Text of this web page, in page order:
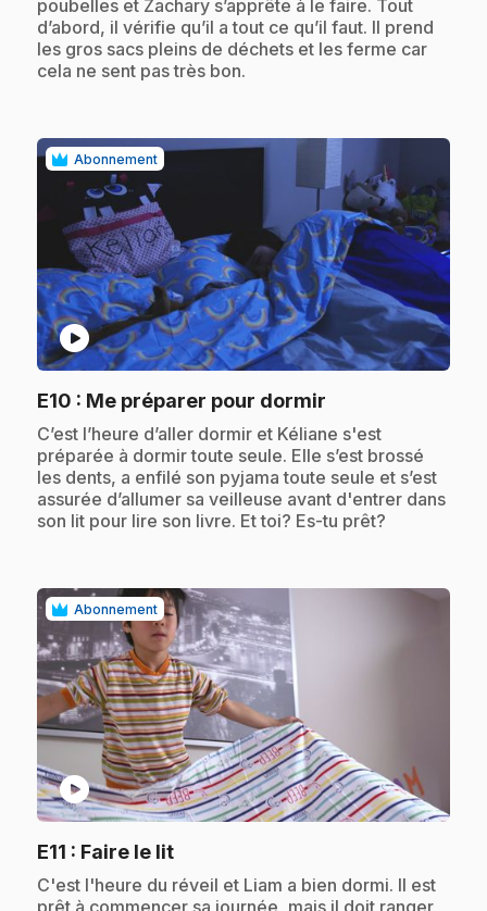
poubelles et Zachary s’apprête à le faire. Tout
d’abord, il vérifie qu’il a tout ce qu’il faut. Il prend
les gros sacs pleins de déchets et les ferme car
cela ne sent pas très bon.
Abonnement
play_circle
E10 : Me préparer pour dormir
.C’est l’heure d’aller dormir et Kéliane s'est
préparée à dormir toute seule. Elle s’est brossé
les dents, a enfilé son pyjama toute seule et s’est
assurée d’allumer sa veilleuse avant d'entrer dans
son lit pour lire son livre. Et toi? Es-tu prêt?
Abonnement
play_circle
E11 : Faire le lit.
.C'est l'heure du réveil et Liam a bien dormi. Il est